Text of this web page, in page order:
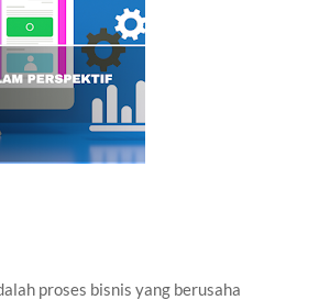
proses bisnis yang berusaha